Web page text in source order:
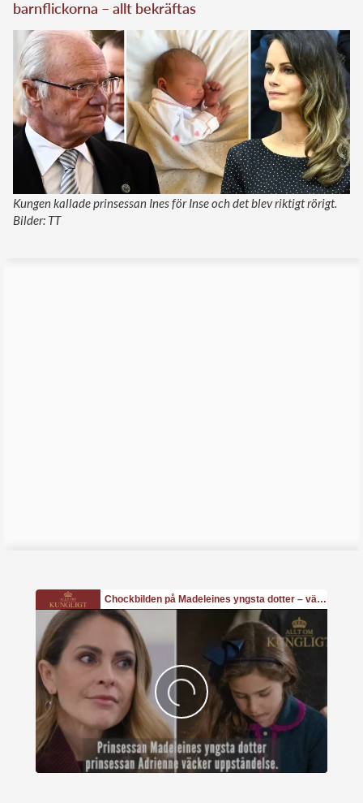
barnflickorna – allt bekräftas
Kungen kallade prinsessan Ines för Inse och det blev riktigt rörigt.
Bilder: TT